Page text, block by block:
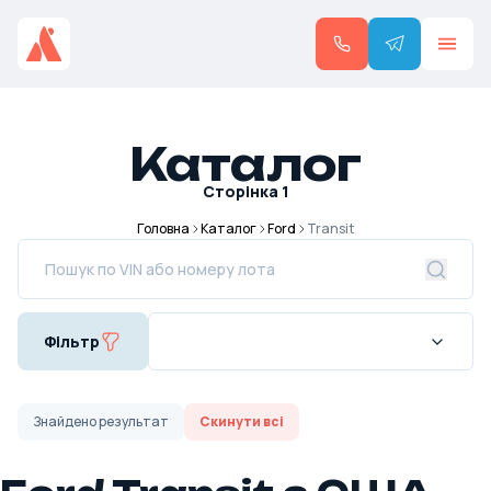
Каталог
Сторінка 1
Головна Каталог Ford Transit
Фільтр
Знайденорезультат Скинути всі